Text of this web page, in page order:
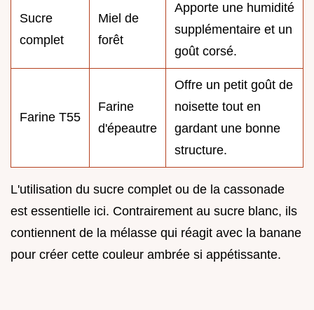
Sucre
complet
Miel de
forêt
Apporte une humidité
supplémentaire et un
goût corsé.
Farine T55
Farine
d'épeautre
Offre un petit goût de
noisette tout en
gardant une bonne
structure.
L'utilisation du sucre complet ou de la cassonade
est essentielle ici. Contrairement au sucre blanc, ils
contiennent de la mélasse qui réagit avec la banane
pour créer cette couleur ambrée si appétissante.